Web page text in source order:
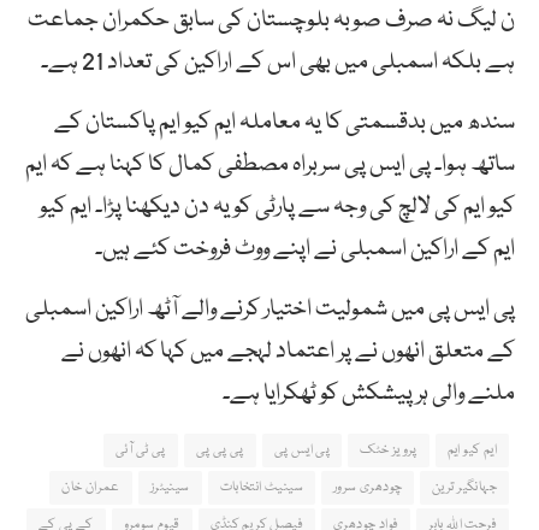
ن لیگ نہ صرف صوبہ بلوچستان کی سابق حکمران جماعت
ہے بلکہ اسمبلی میں بھی اس کے اراکین کی تعداد 21 ہے۔
سندھ میں بدقسمتی کا یہ معاملہ ایم کیو ایم پاکستان کے
ساتھ ہوا۔ پی ایس پی سربراہ مصطفی کمال کا کہنا ہے کہ ایم
کیو ایم کی لالچ کی وجہ سے پارٹی کو یہ دن دیکھنا پڑا۔ ایم کیو
ایم کے اراکین اسمبلی نے اپنے ووٹ فروخت کئے ہیں۔
پی ایس پی میں شمولیت اختیار کرنے والے آٹھ اراکین اسمبلی
کے متعلق انھوں نے پر اعتماد لہجے میں کہا کہ انھوں نے
ملنے والی ہر پیشکش کو ٹھکرایا ہے۔
ایم کیو ایم پرویز خٹک پی ایس پی پی پی پی
پی ٹی آئی
جہانگیر ترین
چودھری سرور سینیٹ انتخابات سینیٹرز
عمران خان
فرحت اللہ بابر
فواد چودھری فیصل کریم کنڈی قیوم سومرو کے پی کے